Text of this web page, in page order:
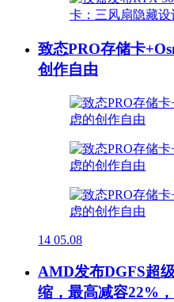
致态PRO存储卡
创作自由
14 05.08
AMD发布DGFS超
缩，最高减容22%